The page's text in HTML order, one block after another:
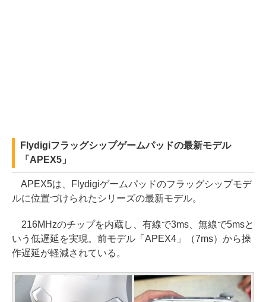
Flydigiフラッグシップゲームパッドの最新モデル
「APEX5」
APEX5は、Flydigiゲームパッドのフラッグシップモデ
ルに位置づけられたシリーズの最新モデル。
216MHzのチップを内蔵し、有線で3ms、無線で5msと
いう低遅延を実現。前モデル「APEX4」（7ms）から操
作遅延が軽減されている。